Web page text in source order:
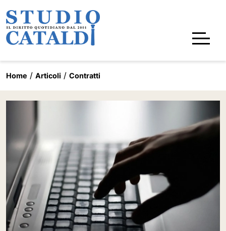
Home Articoli Contratti